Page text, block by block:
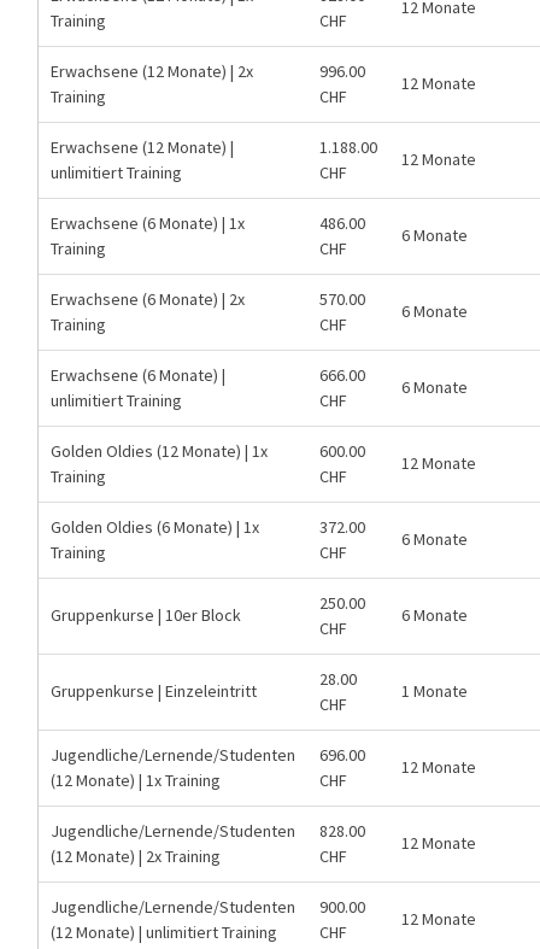
Training
CHF
12 Monate
Erwachsene (12 Monate) | 2x
Training
996.00
CHF
12 Monate
Erwachsene (12 Monate) |
unlimitiert Training
1.188.00
CHF
12 Monate
Erwachsene (6 Monate) | 1x
Training
486.00
CHF
6 Monate
Erwachsene (6 Monate) | 2x
Training
570.00
CHF
6 Monate
Erwachsene (6 Monate) |
unlimitiert Training
666.00
CHF
6 Monate
Golden Oldies (12 Monate) | 1x
Training
600.00
CHF
12 Monate
Golden Oldies (6 Monate) | 1x
Training
372.00
CHF
6 Monate
Gruppenkurse | 10er Block
250.00
CHF
6 Monate
Gruppenkurse | Einzeleintritt
28.00
CHF
1 Monate
Jugendliche/Lernende/Studenten
(12 Monate) | 1x Training
696.00
CHF
12 Monate
Jugendliche/Lernende/Studenten
(12 Monate) | 2x Training
828.00
CHF
12 Monate
Jugendliche/Lernende/Studenten
(12 Monate) | unlimitiert Training
900.00
CHF
12 Monate